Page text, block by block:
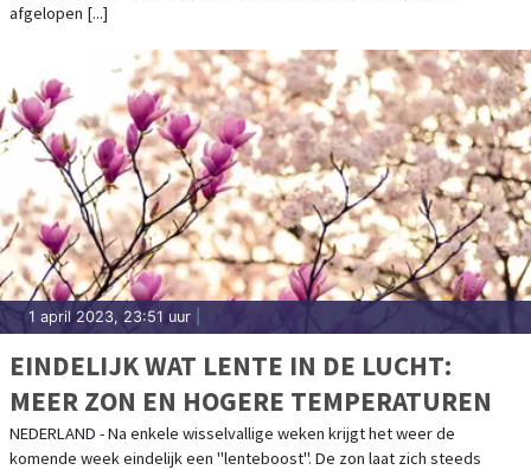
afgelopen [...]
1 april 2023, 23:51 uur
EINDELIJK WAT LENTE IN DE LUCHT:
MEER ZON EN HOGERE TEMPERATUREN
NEDERLAND - Na enkele wisselvallige weken krijgt het weer de
komende week eindelijk een "lenteboost". De zon laat zich steeds